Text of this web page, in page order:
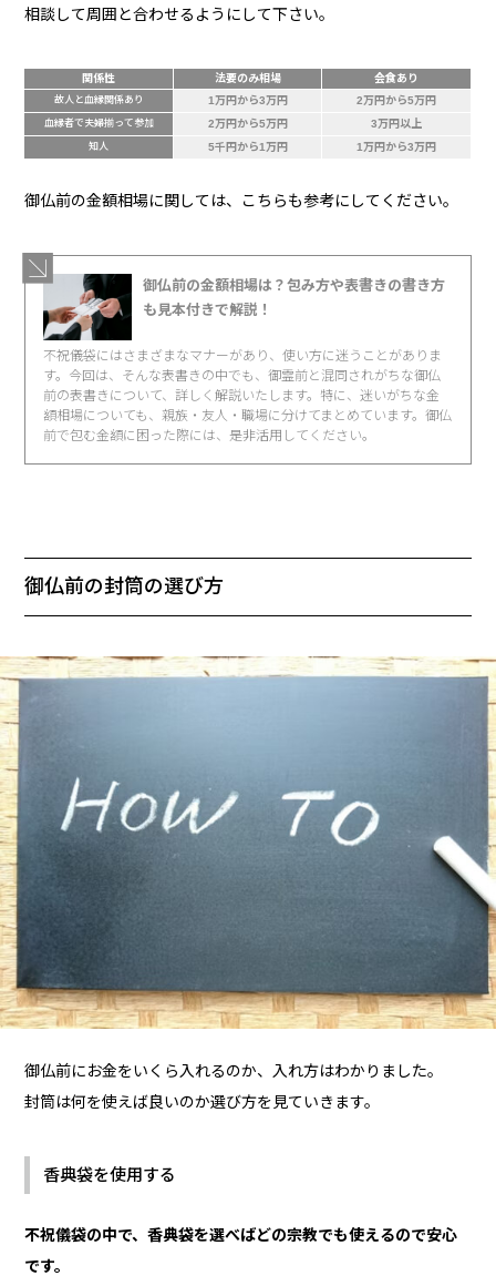
相談して周囲と合わせるようにして下さい。
関係性 法要のみ相場 会食あり
故人と血縁関係あり 1万円から3万円 2万円から5万円
血縁者で夫婦揃って参加 2万円から5万円 3万円以上
知人 5千円から1万円 1万円から3万円
御仏前の金額相場に関しては、こちらも参考にしてください。
御仏前の金額相場は？包み方や表書きの書き方
も見本付きで解説！
不祝儀袋にはさまざまなマナーがあり、使い方に迷うことがありま
す。今回は、そんな表書きの中でも、御霊前と混同されがちな御仏
前の表書きについて、詳しく解説いたします。特に、迷いがちな金
額相場についても、親族・友人・職場に分けてまとめています。御仏
前で包む金額に困った際には、是非活用してください。
御仏前の封筒の選び方
御仏前にお金をいくら入れるのか、入れ方はわかりました。
封筒は何を使えば良いのか選び方を見ていきます。
香典袋を使用する
不祝儀袋の中で、香典袋を選べばどの宗教でも使えるので安心
です。